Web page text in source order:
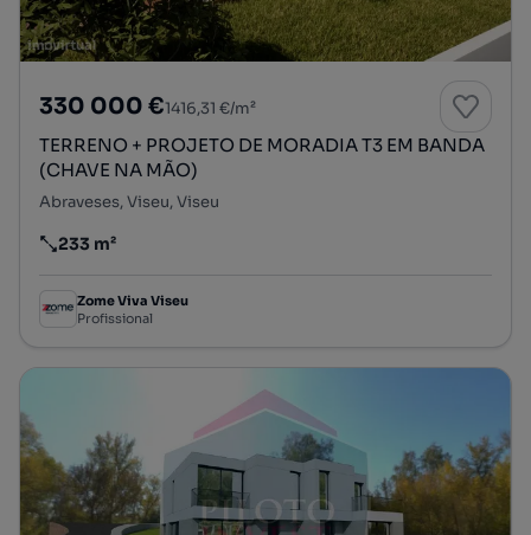
330 000 €1416,31 €/m²
TERRENO + PROJETO DE MORADIA T3 EM BANDA
(CHAVE NA MÃO)
Abraveses, Viseu, Viseu
Preço por metro quadrado
233 m²
Zome Viva Viseu
Profissional